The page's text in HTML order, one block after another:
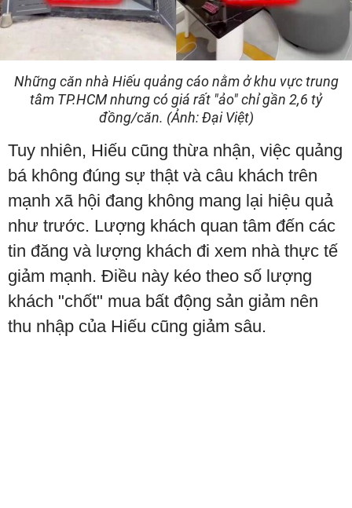
Những căn nhà Hiếu quảng cáo nằm ở khu vực trung
tâm TP.HCM nhưng có giá rất "ảo" chỉ gần 2,6 tỷ
đồng/căn. (Ảnh: Đại Việt)
Tuy nhiên, Hiếu cũng thừa nhận, việc quảng
bá không đúng sự thật và câu khách trên
mạnh xã hội đang không mang lại hiệu quả
như trước. Lượng khách quan tâm đến các
tin đăng và lượng khách đi xem nhà thực tế
giảm mạnh. Điều này kéo theo số lượng
khách "chốt" mua bất động sản giảm nên
thu nhập của Hiếu cũng giảm sâu.